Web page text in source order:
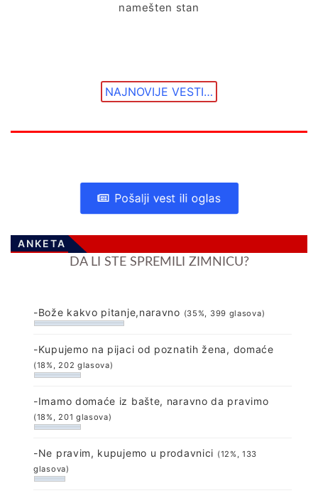
namešten stan
NAJNOVIJE VESTI…
Pošalji vest ili oglas
ANKETA
DA LI STE SPREMILI ZIMNICU?
-Bože kakvo pitanje,naravno (35%, 399 glasova)
-Kupujemo na pijaci od poznatih žena, domaće
(18%, 202 glasova)
-Imamo domaće iz bašte, naravno da pravimo
(18%, 201 glasova)
-Ne pravim, kupujemo u prodavnici (12%, 133
glasova)